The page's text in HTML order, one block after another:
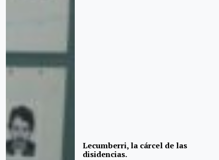
Lecumberri, la cárcel de las
disidencias.